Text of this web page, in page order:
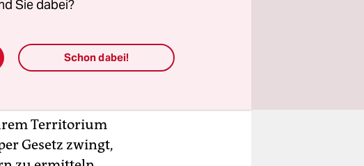
Territorium
Gesetz zwingt,
Sie dabei?
Schon dabei!